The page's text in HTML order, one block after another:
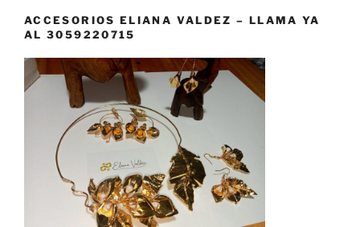
ACCESORIOS ELIANA VALDEZ – LLAMA YA
AL 3059220715